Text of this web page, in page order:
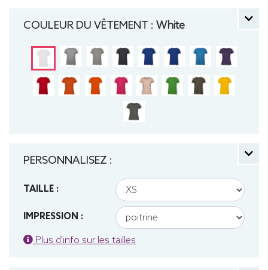
Organic, B&C
COULEUR DU VÊTEMENT : White
PERSONNALISEZ :
TAILLE :
IMPRESSION :
Plus d'info sur les tailles